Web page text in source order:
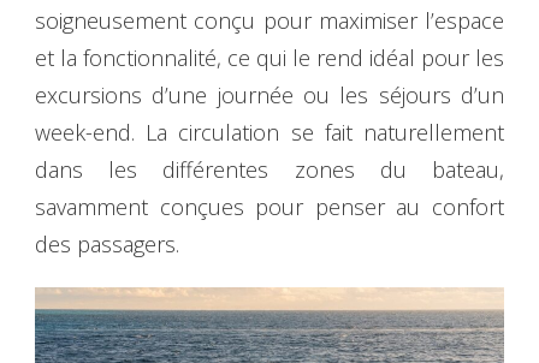
soigneusement conçu pour maximiser l’espace
et la fonctionnalité, ce qui le rend idéal pour les
excursions d’une journée ou les séjours d’un
week-end. La circulation se fait naturellement
dans les différentes zones du bateau,
savamment conçues pour penser au confort
des passagers.